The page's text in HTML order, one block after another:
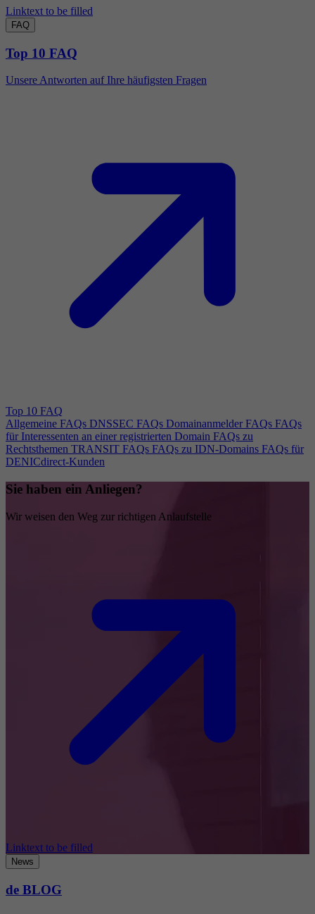
Linktext to be filled
FAQ
Top 10 FAQ
Unsere Antworten auf Ihre häufigsten Fragen
Top 10 FAQ
Allgemeine FAQs DNSSEC FAQs Domainanmelder FAQs FAQs
für Interessenten an einer registrierten Domain FAQs zu
Rechtsthemen TRANSIT FAQs FAQs zu IDN-Domains FAQs für
DENICdirect-Kunden
Sie haben ein Anliegen?
Wir weisen den Weg zur richtigen Anlaufstelle
Linktext to be filled
News
de BLOG